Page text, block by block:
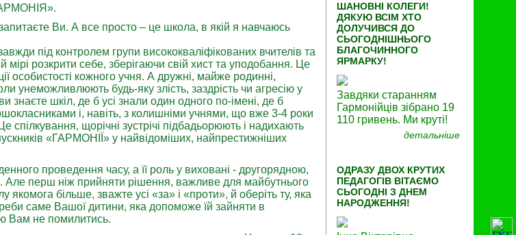
ШАНОВНІ КОЛЕГИ!
ДЯКУЮ ВСІМ ХТО
ДОЛУЧИВСЯ ДО
СЬОГОДНІШНЬОГО
БЛАГОЧИННОГО
ЯРМАРКУ!
Завдяки старанням
Гармонійців зібрано 19
110 гривень. Ми круті!
детальніше
ОДРАЗУ ДВОХ КРУТИХ
ПЕДАГОГІВ ВІТАЄМО
СЬОГОДНІ З ДНЕМ
НАРОДЖЕННЯ!
Ви. А все просто – це школа, в якій я навчаюсь
під контролем групи висококваліфікованих вчителів та
мірі розкрити себе, зберігаючи свій хист та уподобання. Це
особистості кожного учня. А дружні, майже родинні,
унеможливлюють будь-яку злість, заздрість чи агресію у
знаєте шкіл, де б усі знали один одного по-імені, де б
і, навіть, з колишніми учнями, що вже 3-4 роки
щорічні зустрічі підбадьорюють і надихають
«ГАРМОНІЇ» у найвідоміших, найпрестижніших
проведення часу, а її роль у виховані - другорядною,
перш ніж прийняти рішення, важливе для майбутнього
більше, зважте усі «за» і «проти», й оберіть ту, яка
саме Вашої дитини, яка допоможе їй зайняти в
Вам не помилитись.